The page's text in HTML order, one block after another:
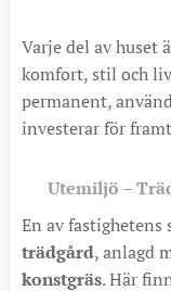
Varje del av huset
komfort, stil och
permanent,
investerar för
Utemiljö –
En av fastighetens
trädgård, anlagd
konstgräs. Här